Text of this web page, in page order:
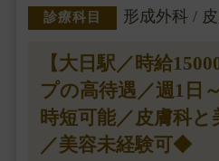
診療科目 形成外科 /
【大日駅／時給
プの高待遇／週1日
時短可能／皮膚科
／美容未経験可◆